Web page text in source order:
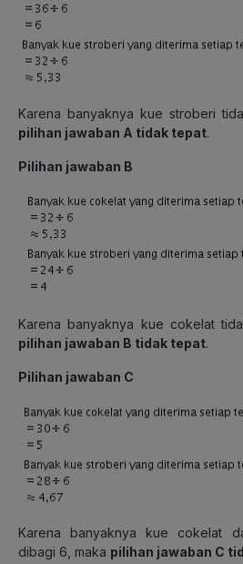
Karena banyaknya kue stroberi
pilihan jawaban A tidak tepat.
Pilihan jawaban B
Karena banyaknya kue cokelat
pilihan jawaban B tidak tepat.
Pilihan jawaban C
Karena banyaknya kue cokelat
dibagi 6, maka pilihan jawaban C